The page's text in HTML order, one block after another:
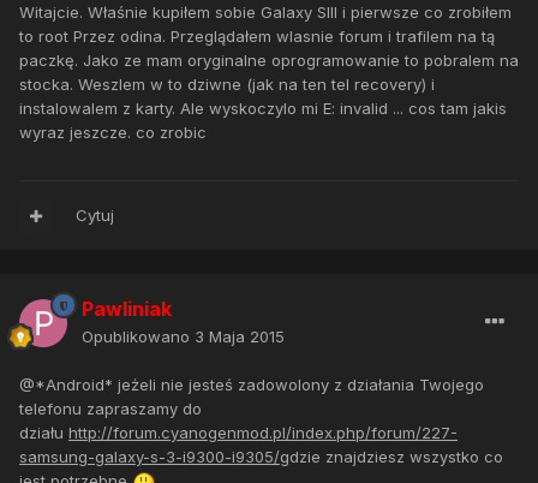
Witajcie. Właśnie kupiłem sobie Galaxy SIII i pierwsze co zrobiłem
to root Przez odina. Przeglądałem wlasnie forum i trafilem na tą
paczkę. Jako ze mam oryginalne oprogramowanie to pobralem na
stocka. Weszlem w to dziwne (jak na ten tel recovery) i
instalowalem z karty. Ale wyskoczylo mi E: invalid ... cos tam jakis
wyraz jeszcze. co zrobic
Cytuj
Pawliniak
Opublikowano 3 Maja 2015
@*Android* jeżeli nie jesteś zadowolony z działania Twojego
telefonu zapraszamy do
działu http://forum.cyanogenmod.pl/index.php/forum/227-
samsung-galaxy-s-3-i9300-i9305/gdzie znajdziesz wszystko co